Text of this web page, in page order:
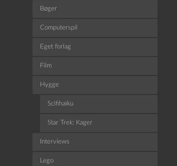
Bøger
Computerspil
Eget forlag
Film
Hygge
Scifihaiku
Star Trek: Kager
Interviews
Lego